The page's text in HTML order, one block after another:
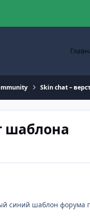
Skin chat –
шаблона
синий шаблон форума